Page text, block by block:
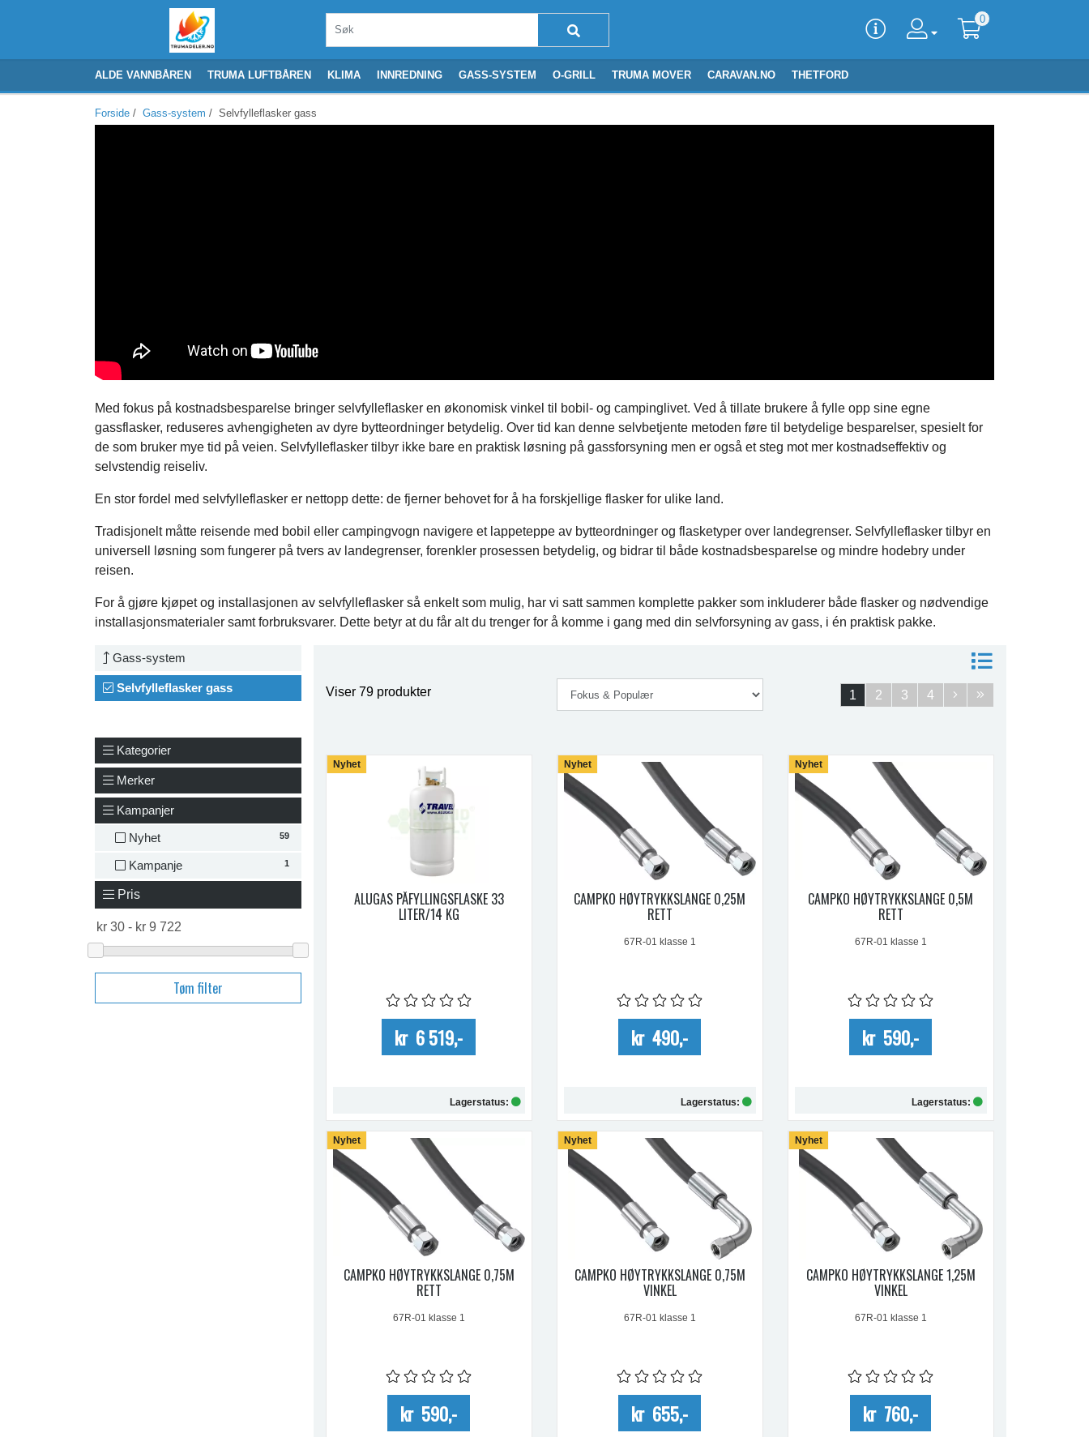
0
ALDE VANNBÅREN TRUMA LUFTBÅREN KLIMA INNREDNING GASS-SYSTEM O-GRILL TRUMA MOVER CARAVAN.NO THETFORD
Forside / Gass-system / Selvfylleflasker gass
Med fokus på kostnadsbesparelse bringer selvfylleflasker en økonomisk vinkel til bobil- og campinglivet. Ved å tillate brukere å fylle opp sine egne
gassflasker, reduseres avhengigheten av dyre bytteordninger betydelig. Over tid kan denne selvbetjente metoden føre til betydelige besparelser, spesielt for
de som bruker mye tid på veien. Selvfylleflasker tilbyr ikke bare en praktisk løsning på gassforsyning men er også et steg mot mer kostnadseffektiv og
selvstendig reiseliv.
En stor fordel med selvfylleflasker er nettopp dette: de fjerner behovet for å ha forskjellige flasker for ulike land.
Tradisjonelt måtte reisende med bobil eller campingvogn navigere et lappeteppe av bytteordninger og flasketyper over landegrenser. Selvfylleflasker tilbyr en
universell løsning som fungerer på tvers av landegrenser, forenkler prosessen betydelig, og bidrar til både kostnadsbesparelse og mindre hodebry under
reisen.
For å gjøre kjøpet og installasjonen av selvfylleflasker så enkelt som mulig, har vi satt sammen komplette pakker som inkluderer både flasker og nødvendige
installasjonsmaterialer samt forbruksvarer. Dette betyr at du får alt du trenger for å komme i gang med din selvforsyning av gass, i én praktisk pakke.
Gass-system
Selvfylleflasker gass
Kategorier
Merker
Kampanjer
59
Nyhet
1
Kampanje
Pris
Tøm filter
Viser 79 produkter 1 2 3 4
Nyhet
ALUGAS PÅFYLLINGSFLASKE 33
LITER/14 KG
kr 6 519,-
Lagerstatus:
Kjøp
Nyhet
CAMPKO HØYTRYKKSLANGE 0,25M
RETT
67R-01 klasse 1
kr 490,-
Lagerstatus:
Kjøp
Nyhet
CAMPKO HØYTRYKKSLANGE 0,5M
RETT
67R-01 klasse 1
kr 590,-
Lagerstatus:
Kjøp
Nyhet
CAMPKO HØYTRYKKSLANGE 0,75M
RETT
67R-01 klasse 1
kr 590,-
Nyhet
CAMPKO HØYTRYKKSLANGE 0,75M
VINKEL
67R-01 klasse 1
kr 655,-
Nyhet
CAMPKO HØYTRYKKSLANGE 1,25M
VINKEL
67R-01 klasse 1
kr 760,-